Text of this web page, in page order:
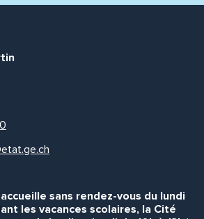
sans rendez-vous du lundi
les vacances scolaires, la Cité